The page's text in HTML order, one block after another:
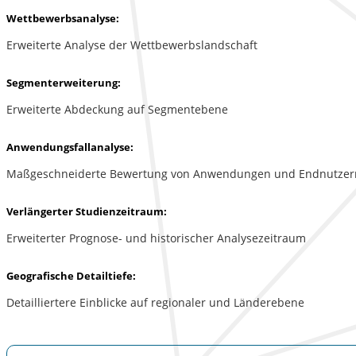
Wettbewerbsanalyse:
Erweiterte Analyse der Wettbewerbslandschaft
Segmenterweiterung:
Erweiterte Abdeckung auf Segmentebene
Anwendungsfallanalyse:
Maßgeschneiderte Bewertung von Anwendungen und
Verlängerter Studienzeitraum:
Erweiterter Prognose- und historischer Analysezeitraum
Geografische Detailtiefe:
Detailliertere Einblicke auf regionaler und Länderebene